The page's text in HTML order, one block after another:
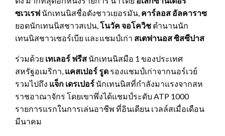
ซเวเรฟ นักเทนนิสชื่อดังชาวเยอรมัน, คาร์ลอส อัลคาราซ
ยอดนักเทนนิสชาวสเปน, โนวัค จอโควิช ตำนานนัก
เทนนิสชาวเซอร์เบีย และแชมป์เก่า สเตฟานอส ซิสซีปาส
ร่วมด้วย เทเลอร์ ฟรีส นักเทนนิสมือ 1 ของประเทศ
สหรัฐอเมริกา, แคสเปอร์ รูด รองแชมป์เก่าจากนอร์เวย์
รวมไปถึง แจ็ก เดรเปอร์ นักเทนนิสที่กำลังมาแรงจากสห
ราชอาณาจักร โดยเขาพึ่งได้แชมป์ระดับ ATP 1000
รายการแรกในการเล่นอาชีพ ที่อินเดียน เวลล์สเมื่อเดือน
มีนาคม